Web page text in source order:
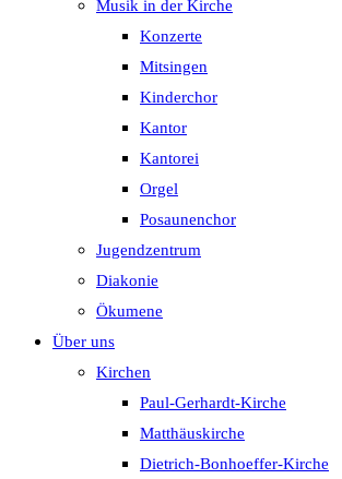
Musik in der Kirche
Konzerte
Mitsingen
Kinderchor
Kantor
Kantorei
Orgel
Posaunenchor
Jugendzentrum
Diakonie
Ökumene
Über uns
Kirchen
Paul-Gerhardt-Kirche
Matthäuskirche
Dietrich-Bonhoeffer-Kirche